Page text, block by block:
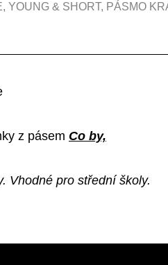
, YOUNG & SHORT, PÁSMO
z pásem Co by,
Vhodné pro střední školy.